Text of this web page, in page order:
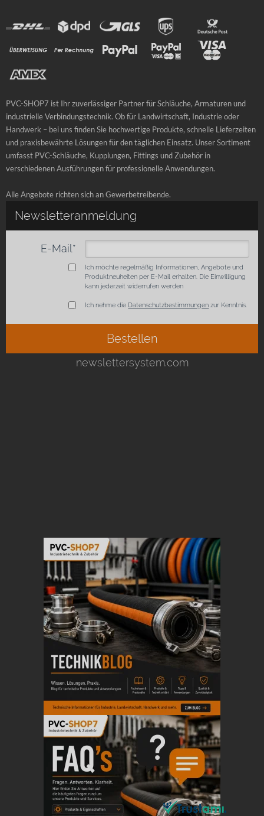
PVC-SHOP7 ist Ihr zuverlässiger Partner für Schläuche, Armaturen und
industrielle Verbindungstechnik. Ob für Landwirtschaft, Industrie oder
Handwerk – bei uns finden Sie hochwertige Produkte, schnelle Lieferzeiten
und praxisbewährte Lösungen für den täglichen Einsatz. Unser Sortiment
umfasst PVC-Schläuche, Kupplungen, Fittings und Zubehör in
verschiedenen Ausführungen für professionelle Anwendungen.
Alle Angebote richten sich an Gewerbetreibende.